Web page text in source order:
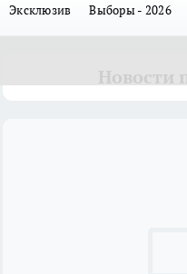
Эксклюзив Выборы - 2026